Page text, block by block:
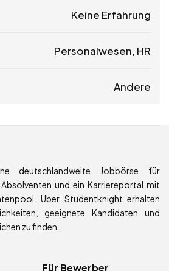
Keine Erfahrung
Personalwesen, HR
Andere
deutschlandweite Jobbörse für
und ein Karriereportal mit
Über Studentknight erhalten
geeignete Kandidaten und
zu finden.
Für Bewerber